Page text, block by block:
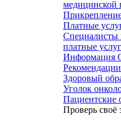
медицинской
Платные
Специалисты
платные
Информация
Рекомендации
Здоровый
Уголок
Пациентские
Проверь своё